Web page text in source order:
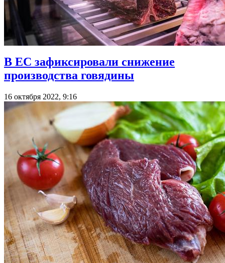
В ЕС зафиксировали снижение
производства говядины
16 октября 2022, 9:16